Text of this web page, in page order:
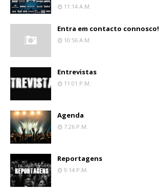
11:14 A.m.
Entra em contacto connosco!
10:56 A.m.
Entrevistas
11:01 P.m.
Agenda
7:26 P.m.
Reportagens
9:14 P.m.